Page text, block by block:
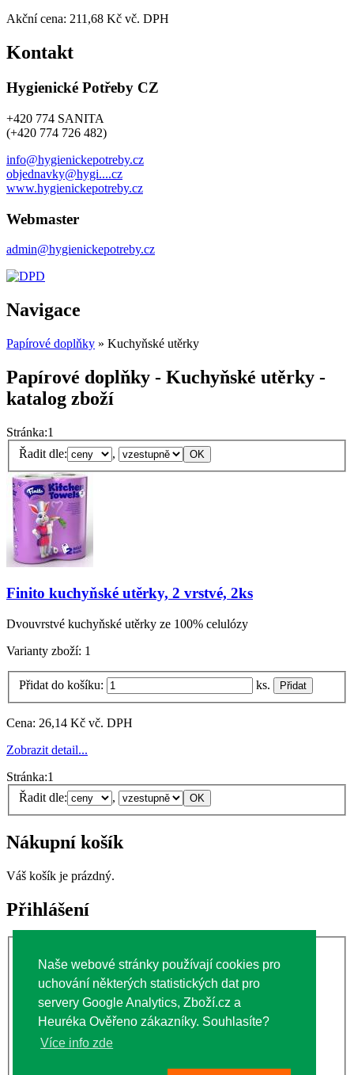
Naše webové stránky používají cookies pro
uchování některých statistických dat pro
servery Google Analytics, Zboží.cz a
Heuréka Ověřeno zákazníky. Souhlasíte?
Více info zde
Akční cena: 211,68 Kč vč. DPH
Kontakt
Hygienické Potřeby CZ
+420 774 SANITA
(+420 774 726 482)
info@hygienickepotreby.cz
objednavky@hygi....cz
www.hygienickepotreby.cz
Webmaster
admin@hygienickepotreby.cz
Navigace
Papírové doplňky » Kuchyňské utěrky
Papírové doplňky - Kuchyňské utěrky -
katalog zboží
Stránka:1
Řadit dle:
,
Finito kuchyňské utěrky, 2 vrstvé, 2ks
Dvouvrstvé kuchyňské utěrky ze 100% celulózy
Varianty zboží: 1
Přidat do košíku: ks.
Cena: 26,14 Kč vč. DPH
Zobrazit detail...
Stránka:1
Řadit dle:
,
Nákupní košík
Váš košík je prázdný.
Přihlášení
Heslo:
Registrace zákazníka